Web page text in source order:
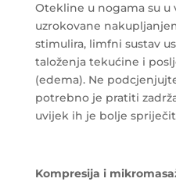
Otekline u nogama su u
uzrokovane
stimulira, limfni sustav
taloženja tekućine i
(edema). Ne
potrebno je pratiti
uvijek ih je bolje
Kompresija i